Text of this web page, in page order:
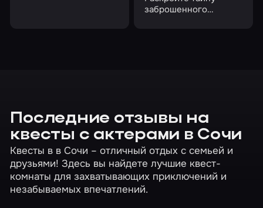
заброшенного
Последние отзывы на
квесты с актерами в Сочи
Квесты в в Сочи – отличный отдых с семьей и
друзьями! Здесь вы найдете лучшие квест-
комнаты для захватывающих приключений и
незабываемых впечатлений.